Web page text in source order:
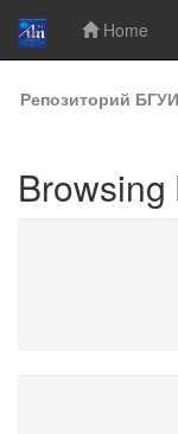
Skip
navigation
Home
Репозиторий